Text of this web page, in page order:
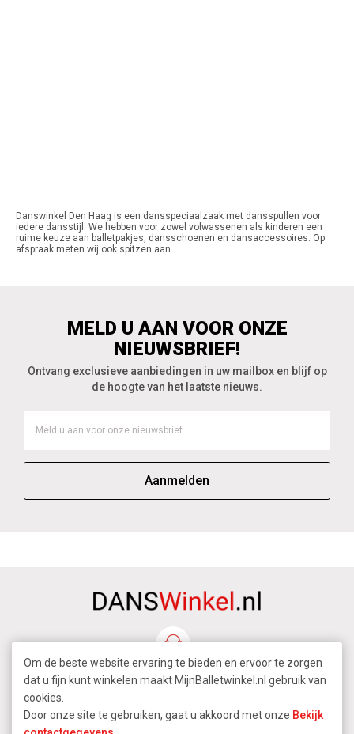
Danswinkel Den Haag is een dansspeciaalzaak met dansspullen voor
iedere dansstijl. We hebben voor zowel volwassenen als kinderen een
ruime keuze aan balletpakjes, dansschoenen en dansaccessoires. Op
afspraak meten wij ook spitzen aan.
MELD U AAN VOOR ONZE
NIEUWSBRIEF!
Ontvang exclusieve aanbiedingen in uw mailbox en blijf op
de hoogte van het laatste nieuws.
Aanmelden
Om de beste website ervaring te bieden en ervoor te zorgen
dat u fijn kunt winkelen maakt MijnBalletwinkel.nl gebruik van
cookies.
Door onze site te gebruiken, gaat u akkoord met onze Bekijk